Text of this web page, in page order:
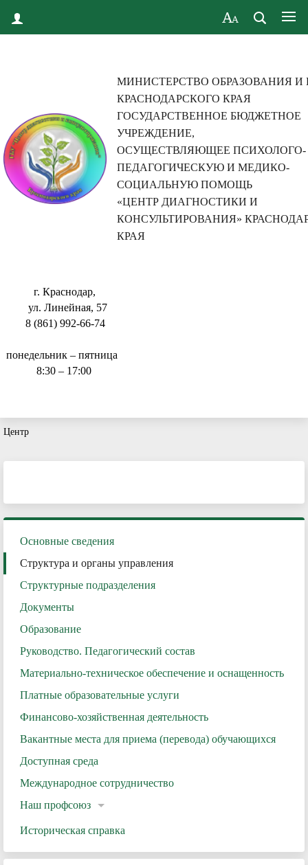
МИНИСТЕРСТВО ОБРАЗОВАНИЯ И
КРАСНОДАРСКОГО КРАЯ
ГОСУДАРСТВЕННОЕ БЮДЖЕТНОЕ
УЧРЕЖДЕНИЕ,
ОСУЩЕСТВЛЯЮЩЕЕ ПСИХОЛОГО-
ПЕДАГОГИЧЕСКУЮ И МЕДИКО-
СОЦИАЛЬНУЮ ПОМОЩЬ
«ЦЕНТР ДИАГНОСТИКИ И
КОНСУЛЬТИРОВАНИЯ»
КРАЯ
г. Краснодар,
ул. Линейная, 57
8 (861) 992-66-74
понедельник – пятница
8:30 – 17:00
Центр
Основные сведения
Структура и органы управления
Структурные подразделения
Документы
Образование
Руководство. Педагогический состав
Материально-техническое обеспечение и оснащенность
Платные образовательные услуги
Финансово-хозяйственная деятельность
Вакантные места для приема (перевода) обучающихся
Доступная среда
Международное сотрудничество
Наш профсоюз
Историческая справка